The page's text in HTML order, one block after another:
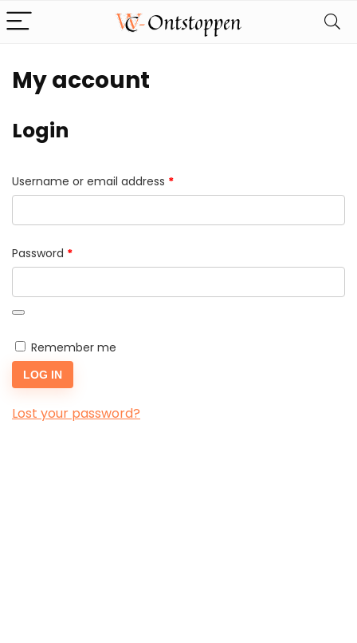
My account
Login
Username or email address *Required
Password *Required
Remember me
LOG IN
Lost your password?